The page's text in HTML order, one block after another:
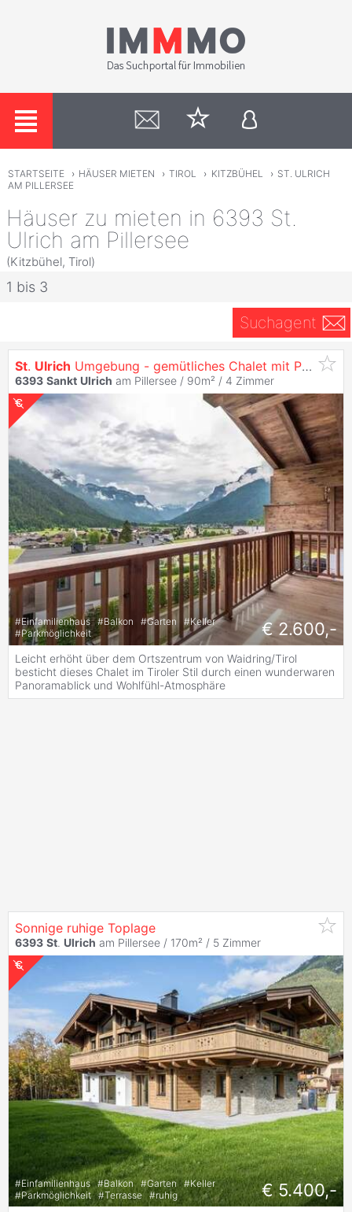
STARTSEITE › HÄUSER MIETEN › TIROL › KITZBÜHEL › ST. ULRICH
AM PILLERSEE
Häuser zu mieten in 6393 St.
Ulrich am Pillersee
(Kitzbühel, Tirol)
1 bis 3
Suchagent
St. Ulrich Umgebung - gemütliches Chalet mit Panoramablick in Waidriing Tirol
6393 Sankt Ulrich am Pillersee / 90m² / 4 Zimmer
#Einfamilienhaus #Balkon #Garten #Keller
#Parkmöglichkeit € 2.600,-
Leicht erhöht über dem Ortszentrum von Waidring/Tirol
besticht dieses Chalet im Tiroler Stil durch einen wunderwaren
Panoramablick und Wohlfühl-Atmosphäre
Sonnige ruhige Toplage
6393 St. Ulrich am Pillersee / 170m² / 5 Zimmer
#Einfamilienhaus #Balkon #Garten #Keller
#Parkmöglichkeit #Terrasse #ruhig € 5.400,-